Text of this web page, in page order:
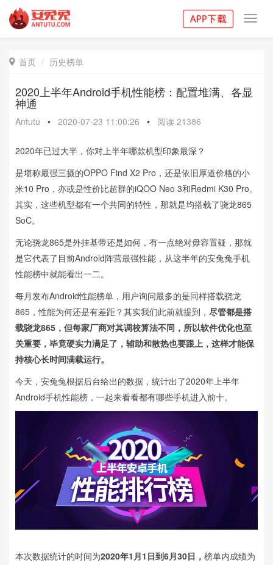
 首页 历史榜单
2020上半年Android手机性能榜：配置堆满、各显
神通
Antutu • 2020-07-23 11:00:26 • 阅读 21386
2020年已过大半，你对上半年哪款机型印象最深？
是堪称最强三摄的OPPO Find X2 Pro，还是依旧厚道价格的小
米10 Pro，亦或是性价比超群的iQOO Neo 3和Redmi K30 Pro。
其实，这些机型都有一个共同的特性，那就是均搭载了骁龙865
SoC。
无论骁龙865是外挂基带还是如何，有一点绝对毋容置疑，那就
是它代表了目前Android阵营最强性能，从这半年的安兔兔手机
性能榜中就能看出一二。
每月发布Android性能榜单，用户询问最多的是同样搭载骁龙
865，性能为何还是有差距？其实我们此前就提到， 尽管都是搭
载骁龙865，但每家厂商对其调校算法不同，所以软件优化也至
关重要，毕竟硬实力满足了，辅助和散热也要跟上，这样才能保
持核心长时间满载运行。
今天，安兔兔根据后台给出的数据，统计出了2020年上半年
Android手机性能榜，一起来看看都有哪些手机进入前十。
本次数据统计的时间为2020年1月1日到6月30日 ， 榜单内成绩为